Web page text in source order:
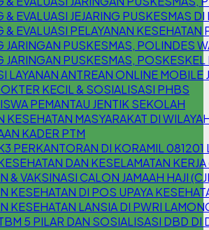
EVALUASI JEJARING PUSKESMAS
EVALUASI PELAYANAN KESEHATAN
JARINGAN PUSKESMAS, POLINDES
JARINGAN PUSKESMAS,
LAYANAN ANTREAN ONLINE MOBILE
KECIL & SOSIALISASI PHBS
PEMANTAU JENTIK SEKOLAH
KESEHATAN MASYARAKAT DI
KADER PTM
PERKANTORAN DI KORAMIL 081201
DAN KESELAMATAN
& VAKSINASI CALON JAMAAH HAJI
KESEHATAN DI POS UPAYA
KESEHATAN LANSIA DI PWRI
5 PILAR DAN SOSIALISASI DBD DI